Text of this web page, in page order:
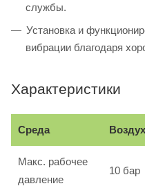
службы.
Установка и
вибрации благодаря
Характеристики
Среда
Макс. рабочее
давление
10 бар